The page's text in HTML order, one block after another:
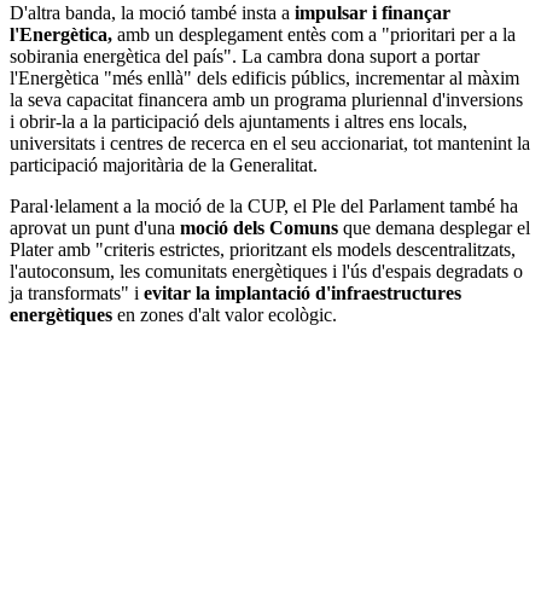
D'altra banda, la moció també insta a impulsar i finançar
l'Energètica, amb un desplegament entès com a "prioritari per a la
sobirania energètica del país". La cambra dona suport a portar
l'Energètica "més enllà" dels edificis públics, incrementar al màxim
la seva capacitat financera amb un programa pluriennal d'inversions
i obrir-la a la participació dels ajuntaments i altres ens locals,
universitats i centres de recerca en el seu accionariat, tot mantenint la
participació majoritària de la Generalitat.
Paral·lelament a la moció de la CUP, el Ple del Parlament també ha
aprovat un punt d'una moció dels Comuns que demana desplegar el
Plater amb "criteris estrictes, prioritzant els models descentralitzats,
l'autoconsum, les comunitats energètiques i l'ús d'espais degradats o
ja transformats" i evitar la implantació d'infraestructures
energètiques en zones d'alt valor ecològic.